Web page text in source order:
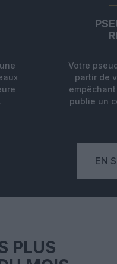
Votre
partir de
publie un
EN
PLUS